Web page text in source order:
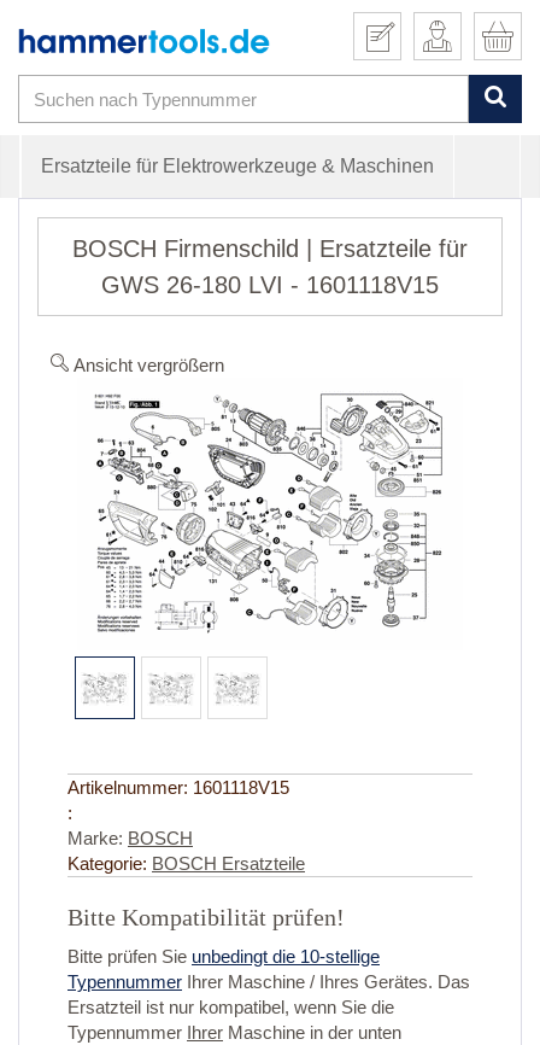
Ersatzteile für Elektrowerkzeuge & Maschinen
BOSCH Firmenschild | Ersatzteile für
GWS 26-180 LVI - 1601118V15
Ansicht vergrößern
Artikelnummer: 1601118V15
:
Marke: BOSCH
Kategorie: BOSCH Ersatzteile
Bitte Kompatibilität prüfen!
Bitte prüfen Sie unbedingt die 10-stellige
Typennummer Ihrer Maschine / Ihres Gerätes. Das
Ersatzteil ist nur kompatibel, wenn Sie die
Typennummer Ihrer Maschine in der unten